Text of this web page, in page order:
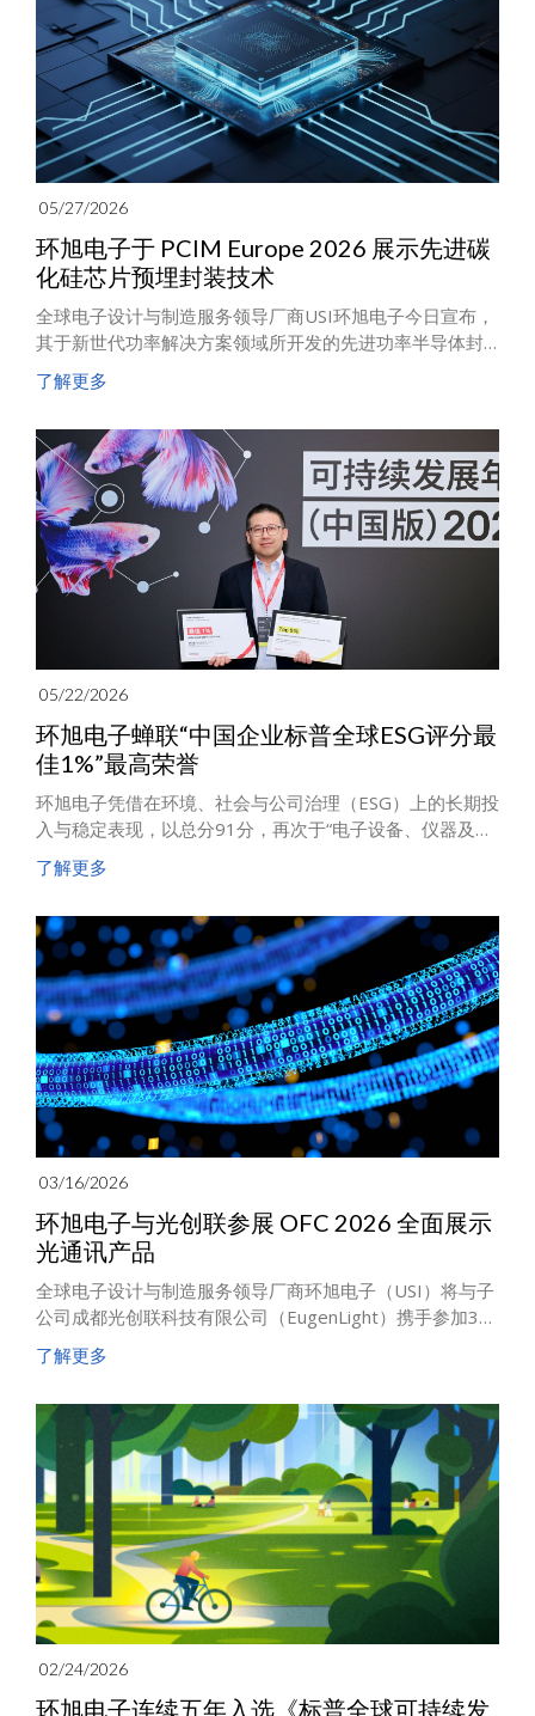
05/27/2026
环旭电子于 PCIM Europe 2026 展示先进碳
化硅芯片预埋封装技术
全球电子设计与制造服务领导厂商USI环旭电子今日宣布，
其于新世代功率解决方案领域所开发的先进功率半导体封
装技术取得重大突破。凭借卓越的基板与模块整合能力，
环旭电子成功将碳化硅（SiC）晶粒预埋于多层ABF基板之
界标准功率封装体得以整合陶瓷绝缘基板与无线键合工
艺。
了解更多
05/22/2026
环旭电子蝉联“中国企业标普全球ESG评分最
佳1%”最高荣誉
环旭电子凭借在环境、社会与公司治理（ESG）上的长期投
入与稳定表现，以总分91分，再次于“电子设备、仪器及元
器件行业”（Electronic Equipment, Instruments &
Components）中脱颖而出，第四度荣获“中国企业标普全
推动，进一步内化为组织的核心能力。
了解更多
03/16/2026
环旭电子与光创联参展 OFC 2026 全面展示
光通讯产品
全球电子设计与制造服务领导厂商环旭电子（USI）将与子
公司成都光创联科技有限公司（EugenLight）携手参加3月
17日至19日于美国洛杉矶会议中心‌召开的OFC大会
（Optical Fiber Communication Conference and
了解更多
02/24/2026
环旭电子连续五年入选《标普全球可持续发